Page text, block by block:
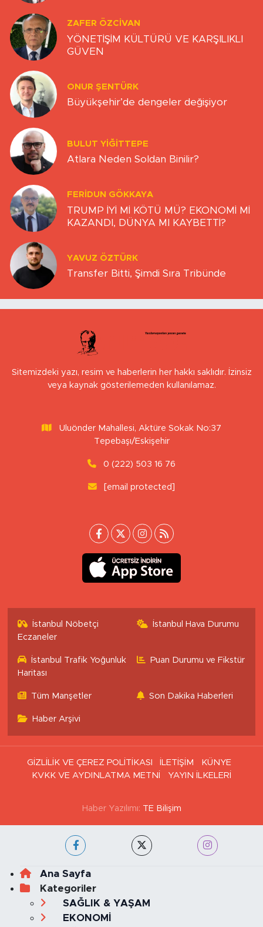
ZAFER ÖZCIVAN
YÖNETİŞİM KÜLTÜRÜ VE KARŞILIKLI
GÜVEN
ONUR ŞENTÜRK
Büyükşehir’de dengeler değişiyor
BULUT YİĞİTTEPE
Atlara Neden Soldan Binilir?
FERIDUN GÖKKAYA
TRUMP İYİ Mİ KÖTÜ MÜ? EKONOMİ Mİ
KAZANDI, DÜNYA MI KAYBETTİ?
YAVUZ ÖZTÜRK
Transfer Bitti, Şimdi Sıra Tribünde
Sitemizdeki yazı, resim ve haberlerin her hakkı saklıdır. İzinsiz
veya kaynak gösterilemeden kullanılamaz.
Uluönder Mahallesi, Aktüre Sokak No:37
Tepebaşı/Eskişehir
0 (222) 503 16 76
[email protected]
İstanbul Nöbetçi
Eczaneler
İstanbul Hava Durumu
İstanbul Trafik Yoğunluk
Haritası
Puan Durumu ve Fikstür
Tüm Manşetler Son Dakika Haberleri
Haber Arşivi
GİZLİLİK VE ÇEREZ POLİTİKASI İLETİŞİM
KÜNYE
KVKK VE AYDINLATMA METNİ
YAYIN İLKELERİ
Haber Yazılımı: TE Bilişim
Ana Sayfa
Kategoriler
SAĞLIK & YAŞAM
EKONOMİ